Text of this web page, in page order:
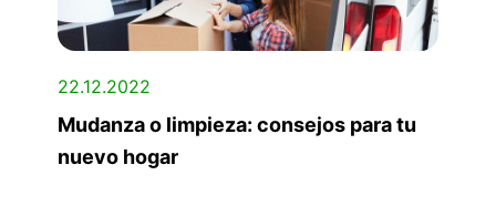
22.12.2022
Mudanza o limpieza: consejos para tu
nuevo hogar